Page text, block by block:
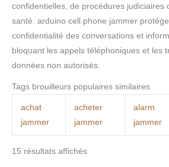
confidentielles, de procédures judiciaires
santé. arduino cell phone jammer
confidentialité des conversations et
bloquant les appels téléphoniques et les
données non autorisés.
Tags brouilleurs populaires similaires
achat
jammer
acheter
jammer
alarm
jammer
15 résultats affichés